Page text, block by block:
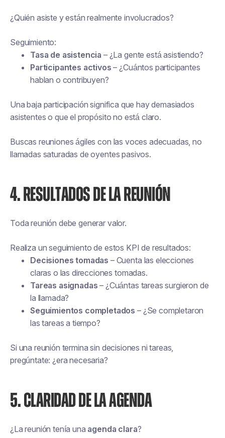
¿Quién asiste y están realmente involucrados?
Seguimiento:
Tasa de asistencia – ¿La gente está asistiendo?
Participantes activos – ¿Cuántos participantes
hablan o contribuyen?
Una baja participación significa que hay demasiados
asistentes o que el propósito no está claro.
Buscas reuniones ágiles con las voces adecuadas, no
llamadas saturadas de oyentes pasivos.
4. RESULTADOS DE LA REUNIÓN
Toda reunión debe generar valor.
Realiza un seguimiento de estos KPI de resultados:
Decisiones tomadas – Cuenta las elecciones
claras o las direcciones tomadas.
Tareas asignadas – ¿Cuántas tareas surgieron de
la llamada?
Seguimientos completados – ¿Se completaron
las tareas a tiempo?
Si una reunión termina sin decisiones ni tareas,
pregúntate: ¿era necesaria?
5. CLARIDAD DE LA AGENDA
¿La reunión tenía una agenda clara?